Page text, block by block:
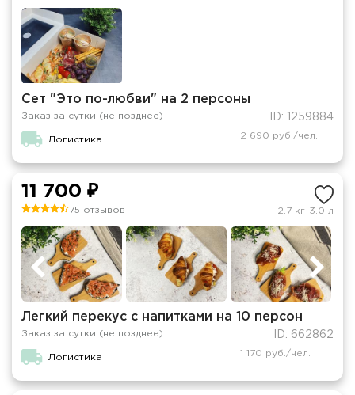
Сет "Это по-любви" на 2 персоны
Заказ за сутки (не позднее) ID: 1259884
Логистика 2 690 руб./чел.
11 700 ₽
75 отзывов 2.7 кг 3.0 л
Легкий перекус с напитками на 10 персон
Заказ за сутки (не позднее) ID: 662862
Логистика 1 170 руб./чел.